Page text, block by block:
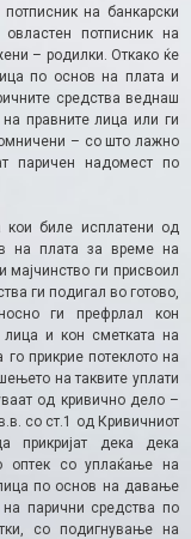
на банкарски
потписник на
– родилки. Откако ќе
по основ на плата и
средства веднаш
правните лица или ги
– со што лажно
паричен надомест по
кои биле исплатени од
на плата за време на
мајчинство ги присвоил
ги подигал во готово,
ги префрлал кон
лица и кон сметката на
прикрие потеклото на
на таквите уплати
од кривично дело –
со ст.1 од Кривичниот
прикријат дека дека
оптек со уплаќање на
по основ на давање
парични средства по
со подигнување на